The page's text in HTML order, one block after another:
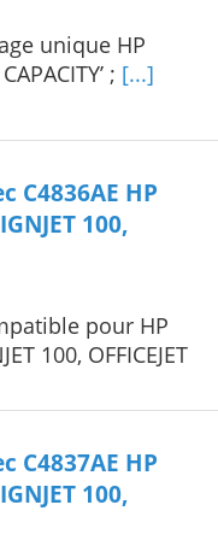
unique HP
; [...]
C4836AE HP
100,
pour HP
100, OFFICEJET
C4837AE HP
100,